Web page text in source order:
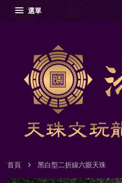
選單
首頁 › 黑白型二折線六眼天珠